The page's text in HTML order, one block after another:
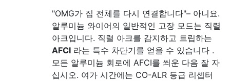
"OMG가 집 전체를 다시 연결합니다"– 아니요.
알루미늄 와이어의 일반적인 고장 모드는 직렬
아크입니다. 직렬 아크를 감지하고 트립하는
AFCI 라는 특수 차단기를 얻을 수 있습니다 .
모든 알루미늄 회로에 AFCI를 씌운 다음 잘 자
십시오. 여가 시간에는 CO-ALR 등급 리셉터